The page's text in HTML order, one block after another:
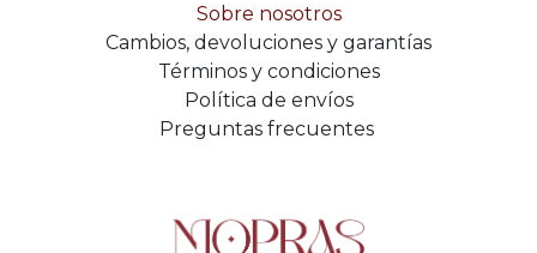
Sobre nosotros
Cambios, devoluciones y garantías
Términos y condiciones
Política de envíos
Preguntas frecuentes